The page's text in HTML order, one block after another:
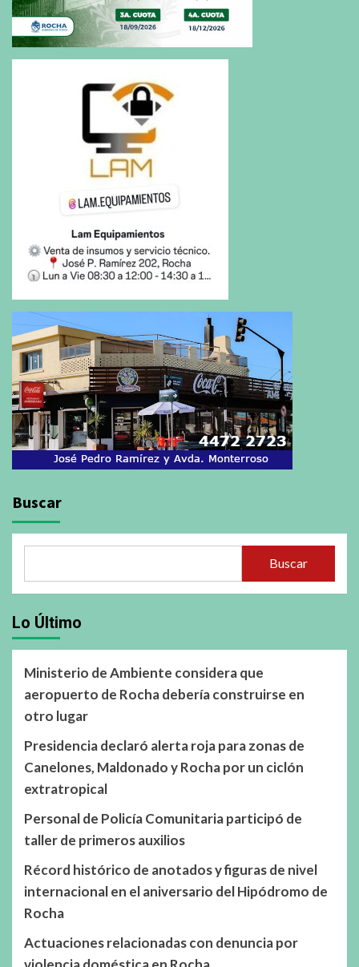
Buscar
Buscar
Lo Último
Ministerio de Ambiente considera que
aeropuerto de Rocha debería construirse en
otro lugar
Presidencia declaró alerta roja para zonas de
Canelones, Maldonado y Rocha por un ciclón
extratropical
Personal de Policía Comunitaria participó de
taller de primeros auxilios
Récord histórico de anotados y figuras de nivel
internacional en el aniversario del Hipódromo de
Rocha
Actuaciones relacionadas con denuncia por